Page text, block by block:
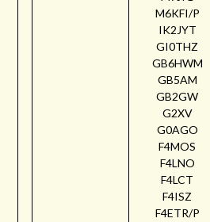
M6KFI/P
IK2JYT
GI0THZ
GB6HWM
GB5AM
GB2GW
G2XV
G0AGO
F4MOS
F4LNO
F4LCT
F4ISZ
F4ETR/P